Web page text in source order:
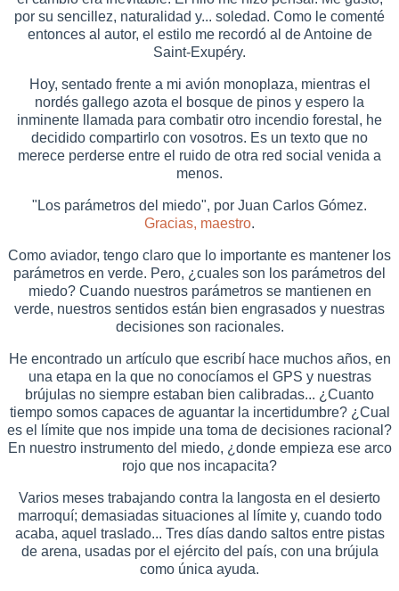
por su sencillez, naturalidad y... soledad. Como le comenté
entonces al autor, el estilo me recordó al de Antoine de
Saint-Exupéry.
Hoy, sentado frente a mi avión monoplaza, mientras el
nordés gallego azota el bosque de pinos y espero la
inminente llamada para combatir otro incendio forestal, he
decidido compartirlo con vosotros. Es un texto que no
merece perderse entre el ruido de otra red social venida a
menos.
"Los parámetros del miedo", por Juan Carlos Gómez.
Gracias, maestro.
Como aviador, tengo claro que lo importante es mantener los
parámetros en verde. Pero, ¿cuales son los parámetros del
miedo? Cuando nuestros parámetros se mantienen en
verde, nuestros sentidos están bien engrasados y nuestras
decisiones son racionales.
He encontrado un artículo que escribí hace muchos años, en
una etapa en la que no conocíamos el GPS y nuestras
brújulas no siempre estaban bien calibradas... ¿Cuanto
tiempo somos capaces de aguantar la incertidumbre? ¿Cual
es el límite que nos impide una toma de decisiones racional?
En nuestro instrumento del miedo, ¿donde empieza ese arco
rojo que nos incapacita?
Varios meses trabajando contra la langosta en el desierto
marroquí; demasiadas situaciones al límite y, cuando todo
acaba, aquel traslado... Tres días dando saltos entre pistas
de arena, usadas por el ejército del país, con una brújula
como única ayuda.